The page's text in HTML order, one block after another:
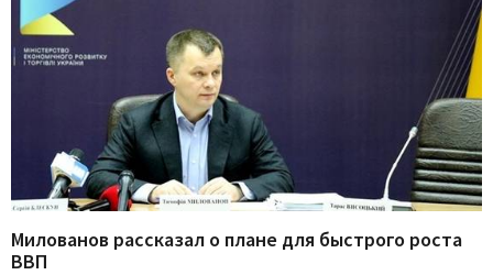
Милованов рассказал о плане для быстрого роста
ВВП